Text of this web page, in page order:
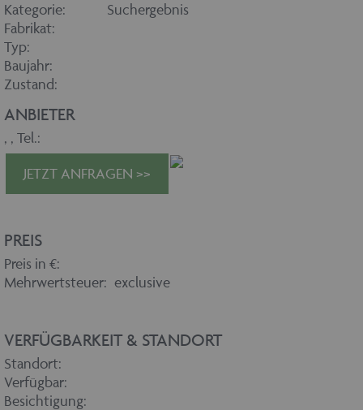
Kategorie:
Suchergebnis
Fabrikat:
Typ:
Baujahr:
Zustand:
ANBIETER
, , Tel.:
JETZT ANFRAGEN >>
PREIS
Preis in €:
Mehrwertsteuer: exclusive
VERFÜGBARKEIT & STANDORT
Standort:
Verfügbar:
Besichtigung: